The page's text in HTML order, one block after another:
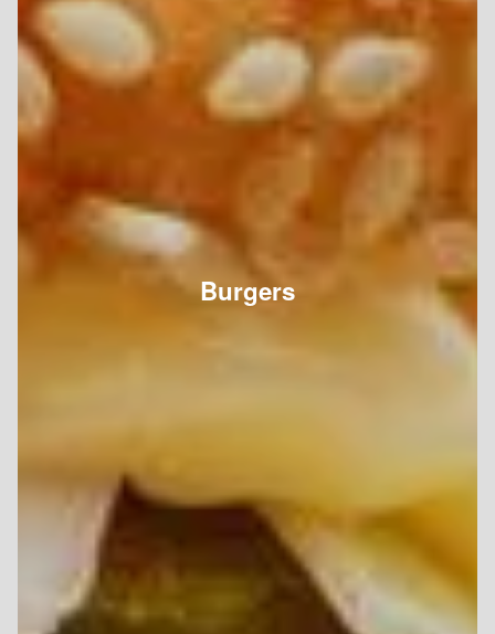
Burgers